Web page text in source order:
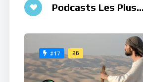
Podcasts Les Plus
#17 26